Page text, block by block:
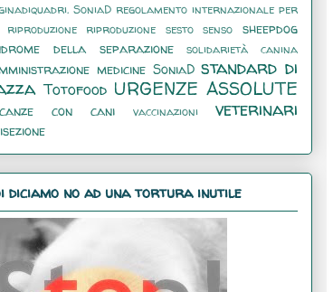
SoniaD regolamento internazionale per
riproduzione sesto senso
sheepdog
della separazione
solidarietà canina
medicine SoniaD standard di
Totofood URGENZE ASSOLUTE
con cani vaccinazioni veterinari
diciamo no ad una tortura inutile